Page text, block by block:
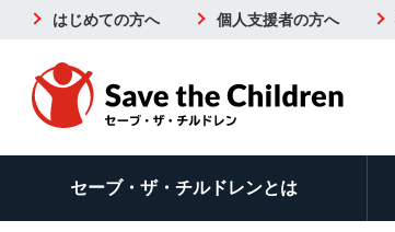
はじめての方へ 個人支援者の方へ
セーブ・ザ・チルドレンとは